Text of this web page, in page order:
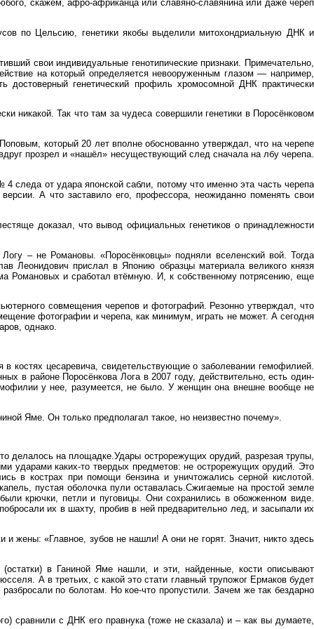
скажем, афро-африканца или славяно-славянина или даже череп
по Цельсию, генетики якобы выделили митохондриальную ДНК и
свои индивидуальные генотипические признаки. Примечательно,
на который определяется невооруженным глазом — например,
достоверный генетический профиль хромосомной ДНК практически
никакой. Так что там за чудеса совершили генетики в Поросёнковом
который 20 лет вполне обоснованно утверждал, что на черепе
прозрел и «нашёл» несуществующий след сначала на лбу черепа.
следа от удара японской сабли, потому что именно эта часть черепа
А что заставило его, профессора, неожиданно поменять свои
доказал, что вывод официальных генетиков о принадлежности
– не Романовы. «Поросёнковцы» подняли вселенский вой. Тогда
Леонидович прислал в Японию образцы материала великого князя
Романовых и сработал втёмную. И, к собственному потрясению, еще
совмещения черепов и фотографий. Резонно утверждал, что
фотографии и черепа, как минимум, играть не может. А сегодня
однако.
в костях цесаревича, свидетельствующие о заболевании гемофилией.
в районе Поросёнкова Лога в 2007 году, действительно, есть один-
у нее, разумеется, не было. У женщин она внешне вообще не
Яме. Он только предполагал такое, но неизвестно почему».
делалось на площадке.Удары острорежущих орудий, разрезая трупы,
ударами каких-то твердых предметов: не острорежущих орудий. Это
в кострах при помощи бензина и уничтожались серной кислотой.
пустая оболочка пули оставалась.Сжигаемые на простой земле
крючки, петли и пуговицы. Они сохранились в обожженном виде.
их в шахту, пробив в ней предварительно лед, и засыпали их
жены: «Главное, зубов не нашли! А они не горят. Значит, никто здесь
(остатки) в Ганиной Яме нашли, и эти, найденные, кости описывают
А в третьих, с какой это стати главный трупожог Ермаков будет
по болотам. Но кое-что пропустили. Зачем же так бездарно
сравнили с ДНК его правнука (тоже не сказала) и – как вы думаете,